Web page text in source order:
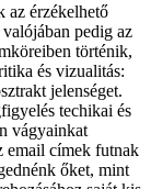
az érzékelhető
pedig az
történik,
és vizualitás:
jelenséget.
techikai és
vágyainkat
email címek futnak
őket, mint